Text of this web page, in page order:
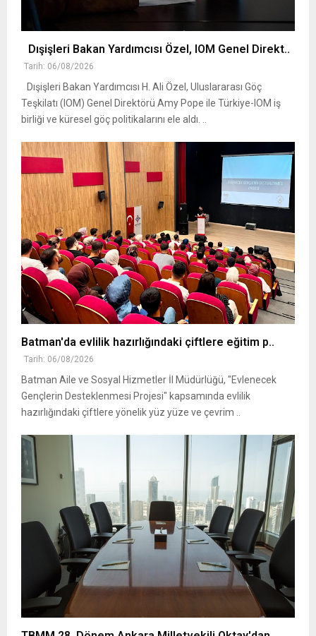
Dışişleri Bakan Yardımcısı Özel, IOM Genel Direkt..
Tarih: 06/08/2026
Dışişleri Bakan Yardımcısı H. Ali Özel, Uluslararası Göç
Teşkilatı (IOM) Genel Direktörü Amy Pope ile Türkiye-IOM iş
birliği ve küresel göç politikalarını ele aldı. ..
Batman'da evlilik hazırlığındaki çiftlere eğitim p..
Tarih: 06/08/2026
Batman Aile ve Sosyal Hizmetler İl Müdürlüğü, "Evlenecek
Gençlerin Desteklenmesi Projesi" kapsamında evlilik
hazırlığındaki çiftlere yönelik yüz yüze ve çevrim ..